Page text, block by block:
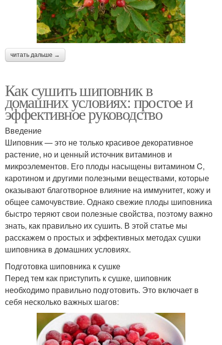
читать дальше →
Как сушить шиповник в
домашних условиях: простое и
эффективное руководство
Введение
Шиповник — это не только красивое декоративное
растение, но и ценный источник витаминов и
микроэлементов. Его плоды насыщены витамином C,
каротином и другими полезными веществами, которые
оказывают благотворное влияние на иммунитет, кожу и
общее самочувствие. Однако свежие плоды шиповника
быстро теряют свои полезные свойства, поэтому важно
знать, как правильно их сушить. В этой статье мы
расскажем о простых и эффективных методах сушки
шиповника в домашних условиях.
Подготовка шиповника к сушке
Перед тем как приступить к сушке, шиповник
необходимо правильно подготовить. Это включает в
себя несколько важных шагов: